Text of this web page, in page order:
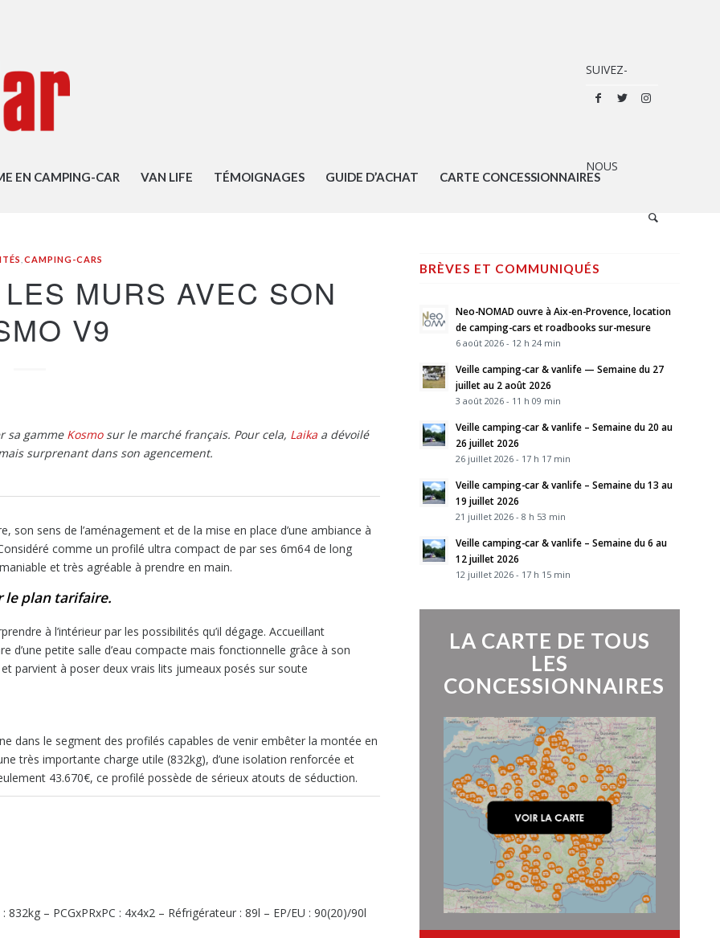
EN CAMPING-CAR VAN LIFE TÉMOIGNAGES GUIDE D’ACHAT CARTE CONCESSIONNAIRES
CAMPING-CARS
MURS AVEC SON
V9
sa gamme Kosmosur le marché français. Pour cela, Laika a dévoilé
surprenant dans son agencement.
sens de l’aménagement et de la mise en place d’une ambiance à
comme un profilé ultra compact de par ses 6m64 de long
et très agréable à prendre en main.
le plan tarifaire.
à l’intérieur par les possibilités qu’il dégage. Accueillant
petite salle d’eau compacte mais fonctionnelle grâce à son
parvient à poser deux vrais lits jumeaux posés sur soute
dans le segment des profilés capables de venir embêter la montée en
très importante charge utile (832kg), d’une isolation renforcée et
43.670€, ce profilé possède de sérieux atouts de séduction.
– PCGxPRxPC : 4x4x2 – Réfrigérateur : 89l – EP/EU : 90(20)/90l
BRÈVES ET COMMUNIQUÉS
Neo-NOMAD ouvre à Aix-en-Provence, location
de camping-cars et roadbooks sur-mesure
6 août 2026 - 12 h 24 min
Veille camping-car & vanlife — Semaine du 27
juillet au 2 août 2026
3 août 2026 - 11 h 09 min
Veille camping-car & vanlife – Semaine du 20 au
26 juillet 2026
26 juillet 2026 - 17 h 17 min
Veille camping-car & vanlife – Semaine du 13 au
19 juillet 2026
21 juillet 2026 - 8 h 53 min
Veille camping-car & vanlife – Semaine du 6 au
12 juillet 2026
12 juillet 2026 - 17 h 15 min
LA CARTE DE TOUS
LES
CONCESSIONNAIRES